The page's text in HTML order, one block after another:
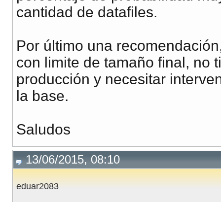
cantidad de datafiles.
Por último una
con limite de tamaño final, no
producción y necesitar
la base.
Saludos
13/06/2015, 08:10
eduar2083